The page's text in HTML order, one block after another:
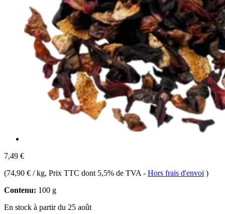
7,49 €
(74,90 € / kg, Prix TTC dont 5,5% de TVA - Hors frais d'envoi )
Contenu: 100 g
En stock à partir du 25 août